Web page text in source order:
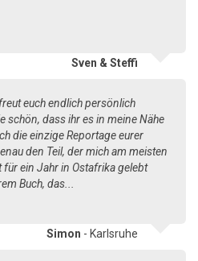
Sven & Steffi
euch endlich persönlich
schön, dass ihr es in meine Nähe
die einzige Reportage eurer
den Teil, der mich am meisten
ein Jahr in Ostafrika gelebt
Buch, das...
Simon - Karlsruhe